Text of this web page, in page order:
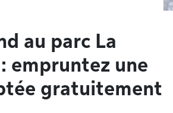
au parc La
empruntez une
gratuitement